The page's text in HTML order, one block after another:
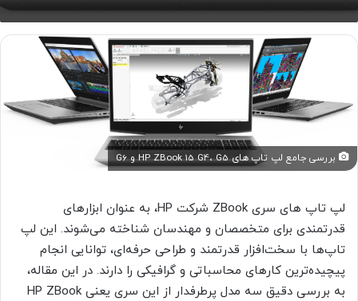
بررسی جامع لپ تاپ های HP ZBook 15 G4، G5 و G6
لپ تاپ های سری ZBook شرکت HP، به عنوان ابزارهای
قدرتمندی برای متخصصان و مهندسان شناخته می‌شوند. این لپ
تاپ‌ها با سخت‌افزار قدرتمند و طراحی حرفه‌ای، توانایی انجام
پیچیده‌ترین کارهای محاسباتی و گرافیکی را دارند. در این مقاله،
به بررسی دقیق سه مدل پرطرفدار از این سری یعنی HP ZBook